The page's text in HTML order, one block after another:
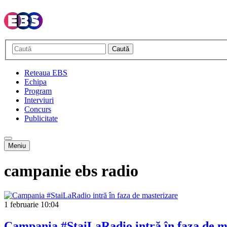
Caută
Reteaua EBS
Echipa
Program
Interviuri
Concurs
Publicitate
Meniu
campanie ebs radio
1 februarie 10:04